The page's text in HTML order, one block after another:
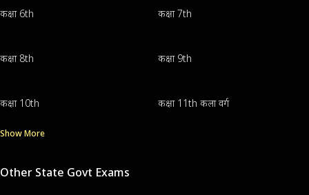
कक्षा 6th कक्षा 7th
कक्षा 8th कक्षा 9th
कक्षा 10th कक्षा 11th कला वर्ग
Show More
Other State Govt Exams